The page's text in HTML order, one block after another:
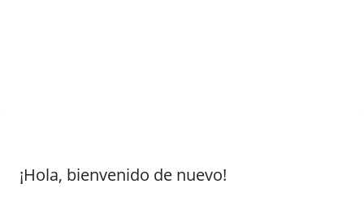
¡Hola, bienvenido de nuevo!